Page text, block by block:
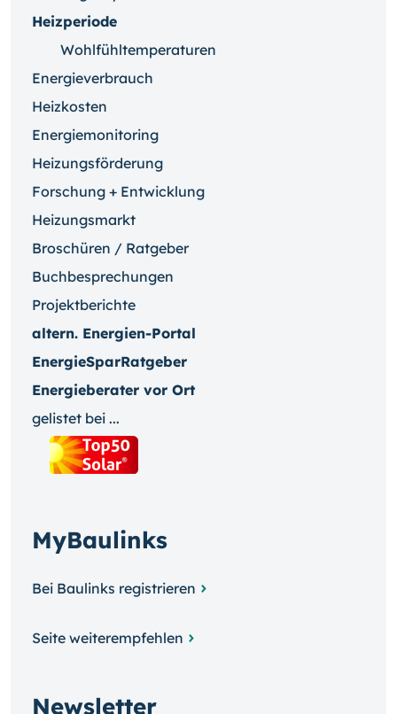
Heizperiode
Wohlfühltemperaturen
Energieverbrauch
Heizkosten
Energiemonitoring
Heizungsförderung
Forschung + Entwicklung
Heizungsmarkt
Broschüren / Ratgeber
Buchbesprechungen
Projektberichte
altern. Energien-Portal
EnergieSparRatgeber
Energieberater vor Ort
gelistet bei ...
MyBaulinks
Bei Baulinks registrieren
Seite weiterempfehlen
Newsletter